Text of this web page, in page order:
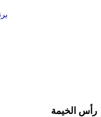
رأس الخيمة